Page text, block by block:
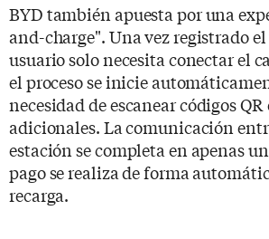
BYD también apuesta por una
and-charge". Una vez registrado
usuario solo necesita conectar el
el proceso se inicie
necesidad de escanear códigos
adicionales. La comunicación
estación se completa en apenas
pago se realiza de forma
recarga.